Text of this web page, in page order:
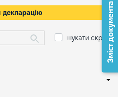
декларацію
шукати скрізьЗміст документа